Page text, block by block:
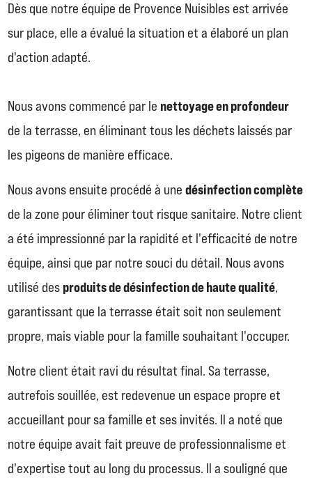
Dès que notre équipe de Provence Nuisibles est arrivée
sur place, elle a évalué la situation et a élaboré un plan
d'action adapté.
Nous avons commencé par le nettoyage en profondeur
de la terrasse, en éliminant tous les déchets laissés par
les pigeons de manière efficace.
Nous avons ensuite procédé à unedésinfection complète
de la zone pour éliminer tout risque sanitaire. Notre client
a été impressionné par la rapidité et l'efficacité de notre
équipe, ainsi que par notre souci du détail. Nous avons
utilisé des produits de désinfection de haute qualité,
garantissant que la terrasse était soit non seulement
propre, mais viable pour la famille souhaitant l'occuper.
Notre client était ravi du résultat final. Sa terrasse,
autrefois souillée, est redevenue un espace propre et
accueillant pour sa famille et ses invités. Il a noté que
notre équipe avait fait preuve de professionnalisme et
d'expertise tout au long du processus. Il a souligné que